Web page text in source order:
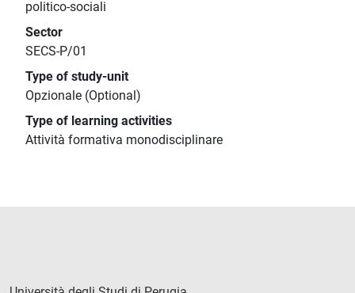
politico-sociali
Sector
SECS-P/01
Type of study-unit
Opzionale (Optional)
Type of learning activities
Attività formativa monodisciplinare